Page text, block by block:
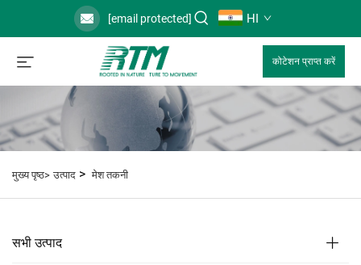
[email protected] HI
कोटेशन प्राप्त करें
मुख्य पृष्ठ> उत्पाद >मेश तकनी
सभी उत्पाद